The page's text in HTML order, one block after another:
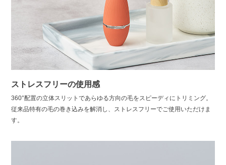
ストレスフリーの使用感
360°配置の立体スリットであらゆる方向の毛をスピーディにトリミング。
従来品特有の毛の巻き込みを解消し、ストレスフリーでご使用いただけま
す。